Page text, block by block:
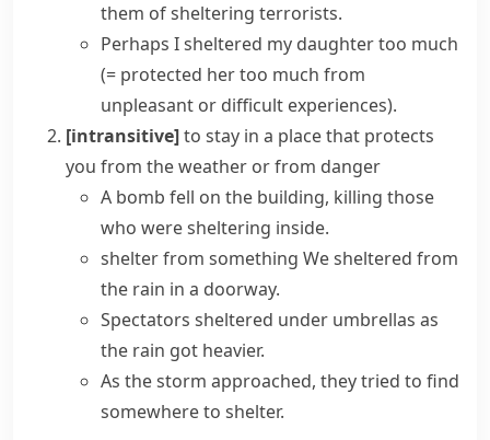
them of sheltering terrorists.
Perhaps I sheltered my daughter too much
(= protected her too much from
unpleasant or difficult experiences).
[intransitive]to stay in a place that protects
you from the weather or from danger
A bomb fell on the building, killing those
who were sheltering inside.
shelter from something We sheltered from
the rain in a doorway.
Spectators sheltered under umbrellas as
the rain got heavier.
As the storm approached, they tried to find
somewhere to shelter.